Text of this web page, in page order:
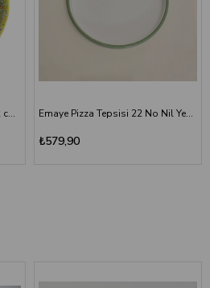
Emayra Emaye Pizza Tabağı 22 cm | Serpme Desen Koyu Yeşil Emaye Pizza Tepsisi 22 No Nil Yeşili
₺579,90